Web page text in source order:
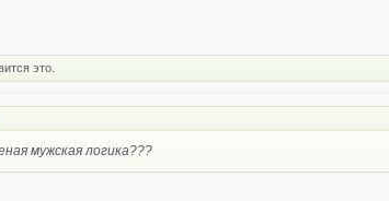
это.
мужская логика???